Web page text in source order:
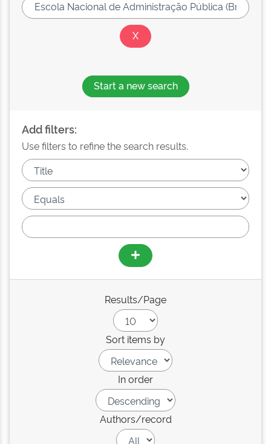
Start a new search
Add filters:
Use filters to refine the search results.
Results/Page
Sort items by
In order
Authors/record